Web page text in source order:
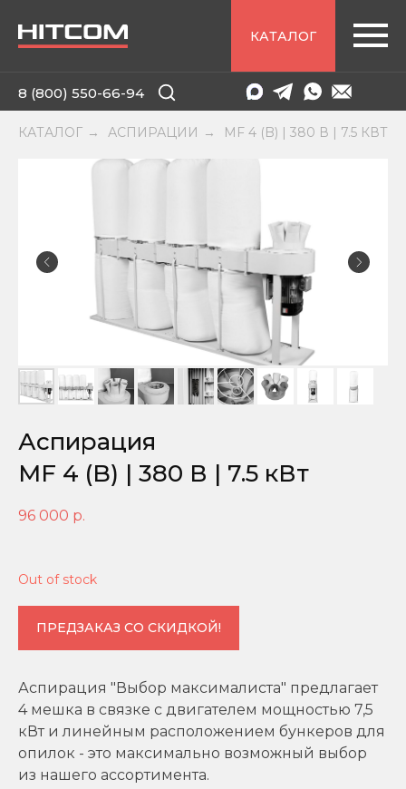
КАТАЛОГ
8 (800) 550-66-94
КАТАЛОГ → АСПИРАЦИИ → MF 4 (B) | 380 В | 7.5 КВТ
Аспирация
MF 4 (B) | 380 В | 7.5 кВт
96 000 р.
Out of stock
ПРЕДЗАКАЗ СО СКИДКОЙ!
Аспирация "Выбор максималиста" предлагает
4 мешка в связке с двигателем мощностью 7,5
кВт и линейным расположением бункеров для
опилок - это максимально возможный выбор
из нашего ассортимента.